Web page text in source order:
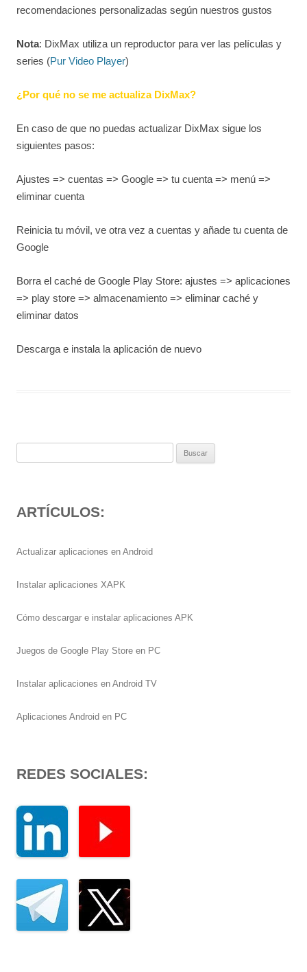
recomendaciones personalizadas según nuestros gustos
Nota: DixMax utiliza un reproductor para ver las películas y
series (Pur Video Player)
¿Por qué no se me actualiza DixMax?
En caso de que no puedas actualizar DixMax sigue los
siguientes pasos:
Ajustes => cuentas => Google => tu cuenta => menú =>
eliminar cuenta
Reinicia tu móvil, ve otra vez a cuentas y añade tu cuenta de
Google
Borra el caché de Google Play Store: ajustes => aplicaciones
=> play store => almacenamiento => eliminar caché y
eliminar datos
Descarga e instala la aplicación de nuevo
ARTÍCULOS:
Actualizar aplicaciones en Android
Instalar aplicaciones XAPK
Cómo descargar e instalar aplicaciones APK
Juegos de Google Play Store en PC
Instalar aplicaciones en Android TV
Aplicaciones Android en PC
REDES SOCIALES: